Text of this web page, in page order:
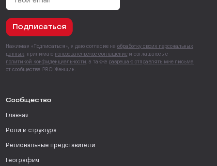
Подписаться
Нажимая «Подписаться», я даю согласие на обработку своих персональных
данных , принимаю пользовательское соглашение и соглашаюсь с
политикой конфиденциальности , а также разрешаю отправлять мне письма
от сообщества PRO Женщин.
Сообщество
Главная
Роли и структура
Региональные представители
География